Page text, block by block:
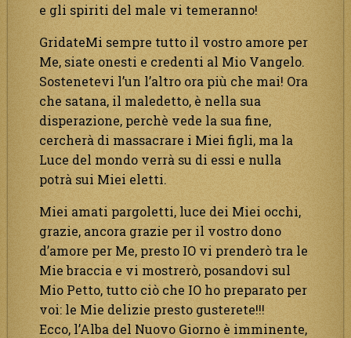
e gli spiriti del male vi temeranno!
GridateMi sempre tutto il vostro amore per
Me, siate onesti e credenti al Mio Vangelo.
Sostenetevi l’un l’altro ora più che mai! Ora
che satana, il maledetto, è nella sua
disperazione, perchè vede la sua fine,
cercherà di massacrare i Miei figli, ma la
Luce del mondo verrà su di essi e nulla
potrà sui Miei eletti.
Miei amati pargoletti, luce dei Miei occhi,
grazie, ancora grazie per il vostro dono
d’amore per Me, presto IO vi prenderò tra le
Mie braccia e vi mostrerò, posandovi sul
Mio Petto, tutto ciò che IO ho preparato per
voi: le Mie delizie presto gusterete!!!
Ecco, l’Alba del Nuovo Giorno è imminente,